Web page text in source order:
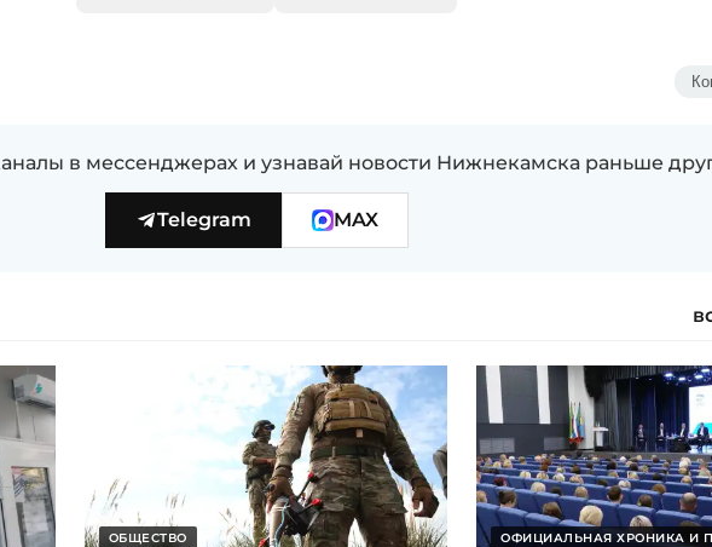
в мессенджерах и узнавай новости Нижнекамска раньше
Telegram MAX
ОБЩЕСТВО ОФИЦИАЛЬНАЯ ХРОНИКА И